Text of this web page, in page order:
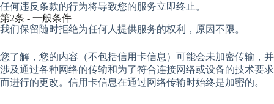
任何违反条款的行为将导致您的服务立即终止。
第2条 - 一般条件
我们保留随时拒绝为任何人提供服务的权利，原因不限。
您了解，您的内容（不包括信用卡信息）可能会未加密传输，并
涉及通过各种网络的传输和为了符合连接网络或设备的技术要求
而进行的更改。信用卡信息在通过网络传输时始终是加密的。